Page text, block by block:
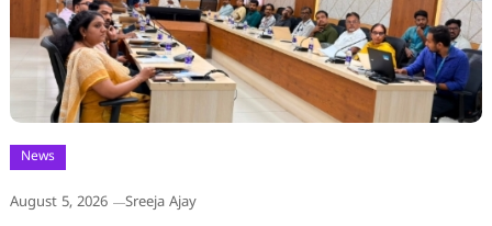
News
August 5, 2026 Sreeja Ajay